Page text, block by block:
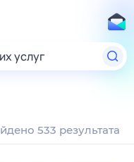
услуг
533 результата